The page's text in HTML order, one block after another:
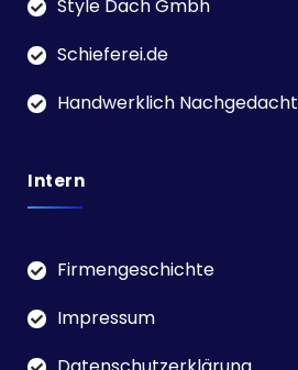
Style Dach Gmbh
Schieferei.de
Handwerklich Nachgedacht
Intern
Firmengeschichte
Impressum